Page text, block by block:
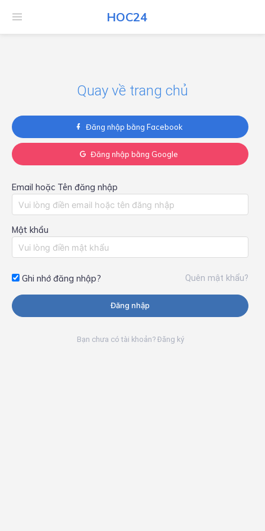
HOC24
HOC24
Quay về trang chủ
Đăng nhập bằng Facebook
Đăng nhập bằng Google
Email hoặc Tên đăng nhập
Mật khẩu
Ghi nhớ đăng nhập? Quên mật khẩu?
Đăng nhập
Bạn chưa có tài khoản? Đăng ký